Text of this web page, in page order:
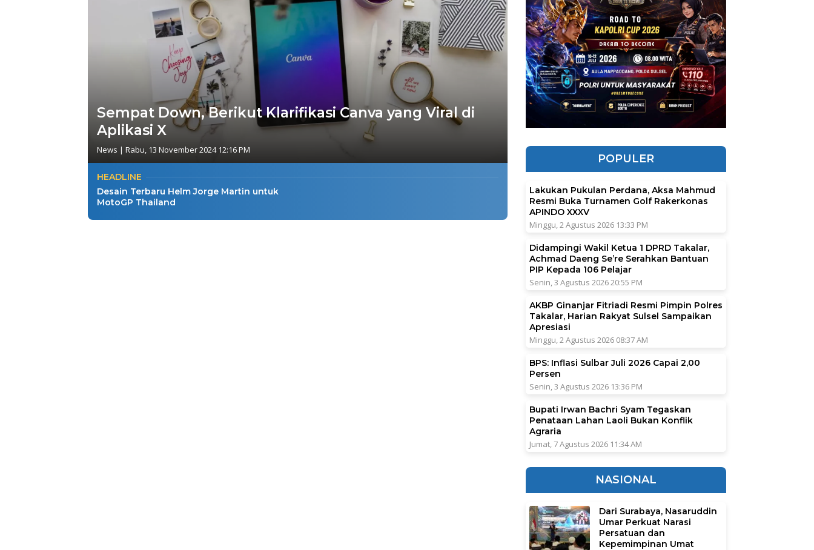
Sempat Down, Berikut Klarifikasi Canva yang Viral di
Aplikasi X
News | Rabu, 13 November 2024 12:16 PM
HEADLINE
Desain Terbaru Helm Jorge Martin untuk
MotoGP Thailand
POPULER
Lakukan Pukulan Perdana, Aksa Mahmud
Resmi Buka Turnamen Golf Rakerkonas
APINDO XXXV
Minggu, 2 Agustus 2026 13:33 PM
Didampingi Wakil Ketua 1 DPRD Takalar,
Achmad Daeng Se’re Serahkan Bantuan
PIP Kepada 106 Pelajar
Senin, 3 Agustus 2026 20:55 PM
AKBP Ginanjar Fitriadi Resmi Pimpin Polres
Takalar, Harian Rakyat Sulsel Sampaikan
Apresiasi
Minggu, 2 Agustus 2026 08:37 AM
BPS: Inflasi Sulbar Juli 2026 Capai 2,00
Persen
Senin, 3 Agustus 2026 13:36 PM
Bupati Irwan Bachri Syam Tegaskan
Penataan Lahan Laoli Bukan Konflik
Agraria
Jumat, 7 Agustus 2026 11:34 AM
NASIONAL
Dari Surabaya, Nasaruddin
Umar Perkuat Narasi
Persatuan dan
Kepemimpinan Umat